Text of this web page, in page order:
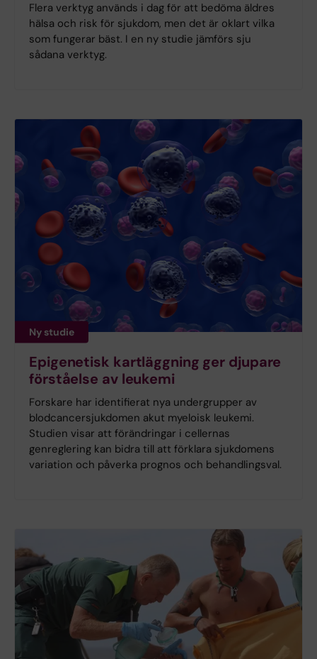
Flera verktyg används i dag för att bedöma äldres
hälsa och risk för sjukdom, men det är oklart vilka
som fungerar bäst. I en ny studie jämförs sju
sådana verktyg.
Ny studie
Epigenetisk kartläggning ger djupare
förståelse av leukemi
Forskare har identifierat nya undergrupper av
blodcancersjukdomen akut myeloisk leukemi.
Studien visar att förändringar i cellernas
genreglering kan bidra till att förklara sjukdomens
variation och påverka prognos och behandlingsval.